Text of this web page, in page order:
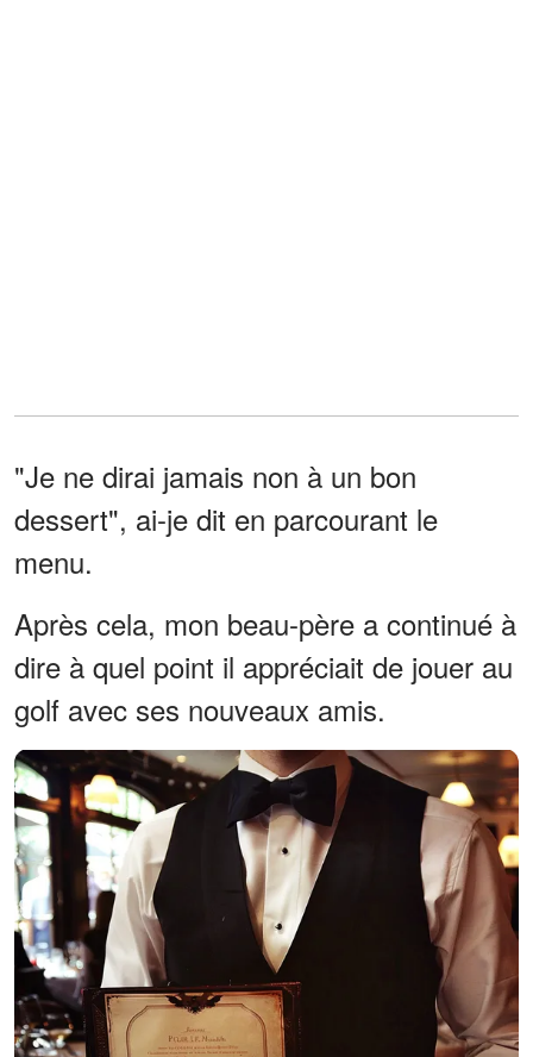
"Je ne dirai jamais non à un bon
dessert", ai-je dit en parcourant le
menu.
Après cela, mon beau-père a continué à
dire à quel point il appréciait de jouer au
golf avec ses nouveaux amis.